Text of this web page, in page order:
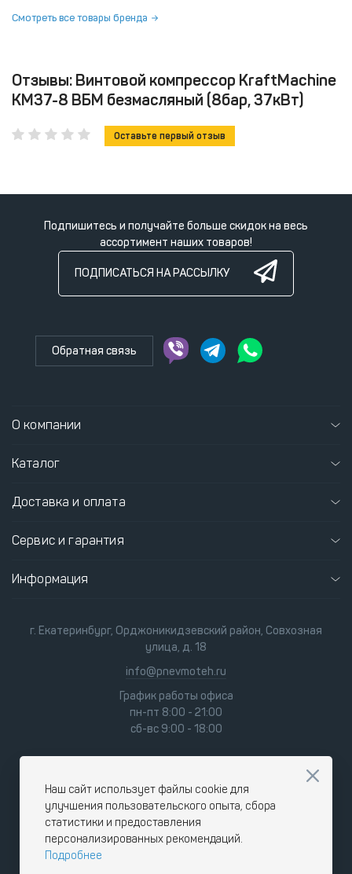
Смотреть все товары бренда
Отзывы: Винтовой компрессор KraftMachine
KM37-8 ВБМ безмасляный (8бар, 37кВт)
Оставьте первый отзыв
Подпишитесь и получайте больше скидок на весь
ассортимент наших товаров!
ПОДПИСАТЬСЯ НА РАССЫЛКУ
Обратная связь
О компании
Каталог
Доставка и оплата
Сервис и гарантия
Информация
г. Екатеринбург, Орджоникидзевский район, Совхозная
улица, д. 18
info@pnevmoteh.ru
График работы офиса
пн-пт 8:00 - 21:00
сб-вс 9:00 - 18:00
Наш сайт использует файлы cookie для
улучшения пользовательского опыта, сбора
статистики и предоставления
персонализированных рекомендаций.
Подробнее